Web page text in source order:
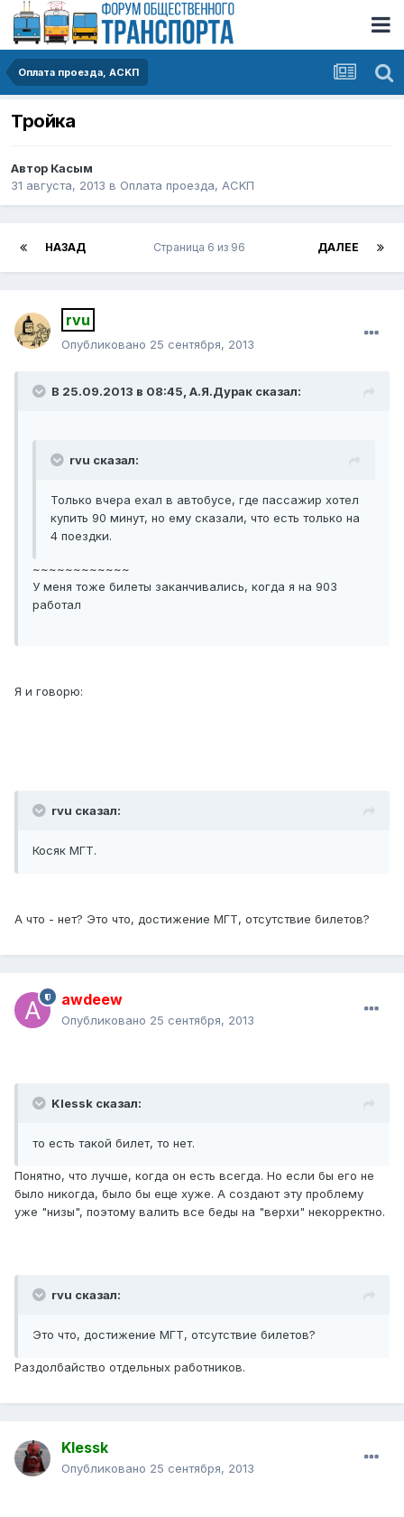
Оплата проезда, АСKП
Тройка
Автор Касым
31 августа, 2013 в Оплата проезда, АСKП
НАЗАД ДАЛЕЕ
Страница 6 из 96
rvu
Опубликовано 25 сентября, 2013
В 25.09.2013 в 08:45, А.Я.Дурак сказал:
rvu сказал:
Только вчера ехал в автобусе, где пассажир хотел
купить 90 минут, но ему сказали, что есть только на
4 поездки.
~~~~~~~~~~~~
У меня тоже билеты заканчивались, когда я на 903
работал
Я и говорю:
rvu сказал:
Косяк МГТ.
А что - нет? Это что, достижение МГТ, отсутствие билетов?
awdeew
Опубликовано 25 сентября, 2013
Klessk сказал:
то есть такой билет, то нет.
Понятно, что лучше, когда он есть всегда. Но если бы его не
было никогда, было бы еще хуже. А создают эту проблему
уже "низы", поэтому валить все беды на "верхи" некорректно.
rvu сказал:
Это что, достижение МГТ, отсутствие билетов?
Раздолбайство отдельных работников.
Klessk
Опубликовано 25 сентября, 2013